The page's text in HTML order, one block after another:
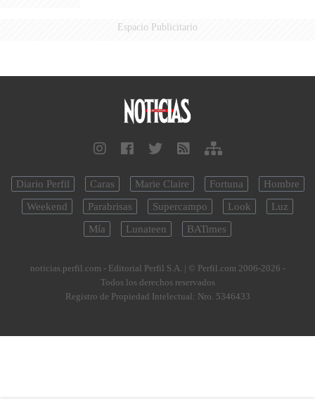
Espacio Publicitario
Diario Perfil Caras Marie Claire Fortuna
Hombre
Weekend
Parabrisas Supercampo Look
Luz
Mía
Lunateen BATimes
noticias.perfil.com - Editorial Perfil S.A. | © Perfil.com 2006-2026 -
Todos los derechos reservados
Registro de Propiedad Intelectual: Nro. 5346433